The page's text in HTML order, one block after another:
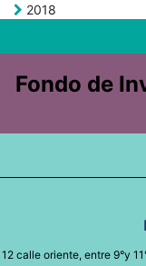
2018
Fondo de
12 calle oriente, entre 9°y